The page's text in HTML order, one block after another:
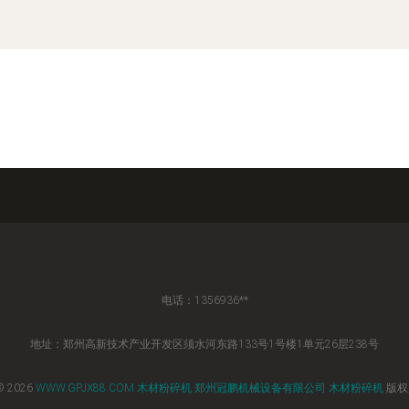
电话：1356936**
地址：郑州高新技术产业开发区须水河东路133号1号楼1单元26层238号
2026 WWW.GPJX88.COM 木材粉碎机 郑州冠鹏机械设备有限公司 木材粉碎机 版